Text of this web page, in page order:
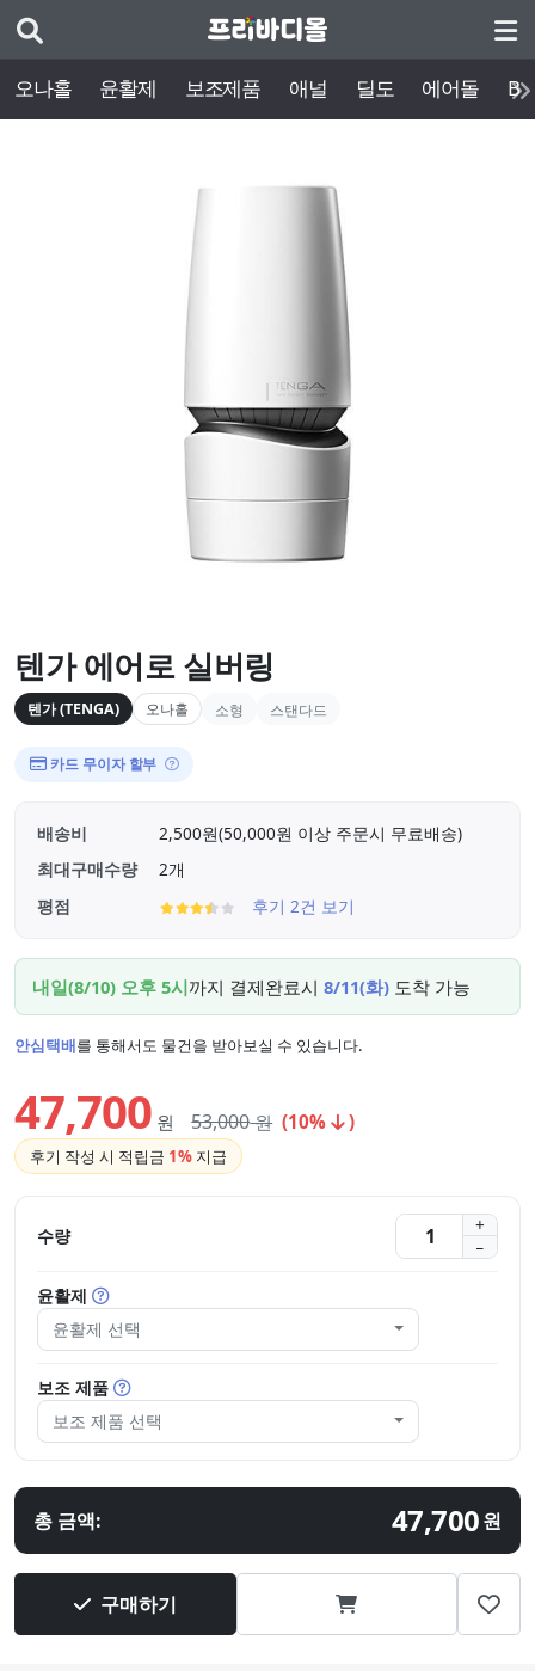
오나홀 윤활제 보조제품 애널 딜도 에어돌
텐가 에어로 실버링
텐가 (TENGA) 오나홀 소형 스탠다드
카드 무이자 할부
배송비
2,500원(50,000원 이상 주문시 무료배송)
최대구매수량
2개
평점
후기 2건 보기
내일(8/10) 오후 5시까지 결제완료시 8/11(화) 도착 가능
안심택배를 통해서도 물건을 받아보실 수 있습니다.
47,700 원 53,000원 (10% )
후기 작성 시 적립금 1% 지급
수량
윤활제
윤활제 선택
보조 제품
보조 제품 선택
총 금액: 47,700원
구매하기